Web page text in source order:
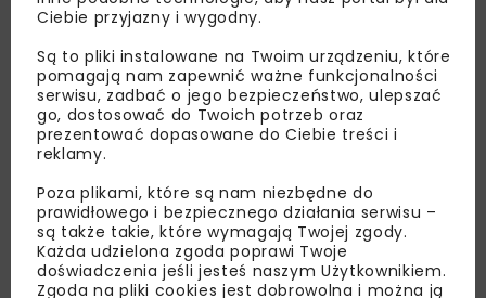
Lubisz wiedzieć więcej?
Zapisz się do newslettera aby otrzymywać od
nas najlepsze informacje branżowe,
zaproszenia na wydarzenia, atrakcyjne oferty i
dedykowane akcje specjalne.
Zapoznałam/em się zPolityką Prywatnościi
Regulaminemoraz wyrażam zgodę na otrzymywanie na
podany przeze mnie adres e-mail korespondencji
handlowej w postaci newslettera.
Ciebie przyjazny i wygodny.
Są to pliki instalowane na Twoim urządzeniu, które
pomagają nam zapewnić ważne funkcjonalności
serwisu, zadbać o jego bezpieczeństwo, ulepszać
go, dostosować do Twoich potrzeb oraz
prezentować dopasowane do Ciebie treści i
reklamy.
Poza plikami, które są nam niezbędne do
prawidłowego i bezpiecznego działania serwisu –
są także takie, które wymagają Twojej zgody.
Każda udzielona zgoda poprawi Twoje
doświadczenia jeśli jesteś naszym Użytkownikiem.
Zgoda na pliki cookies jest dobrowolna i można ją